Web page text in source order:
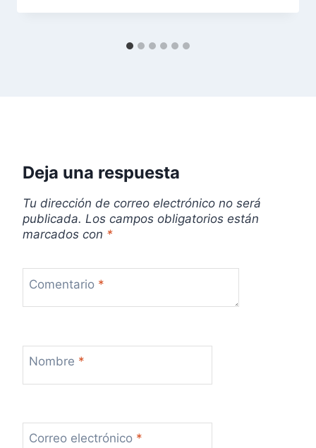
e
d
a
s
Deja una respuesta
Tu dirección de correo electrónico no será
publicada. Los campos obligatorios están
marcados con *
Comentario *
Nombre *
Correo electrónico *